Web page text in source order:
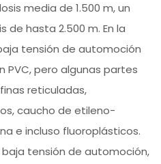
media de 1.500 m, un
de hasta 2.500 m. En la
tensión de automoción
pero algunas partes
reticuladas,
caucho de etileno-
e incluso fluoroplásticos.
tensión de automoción,